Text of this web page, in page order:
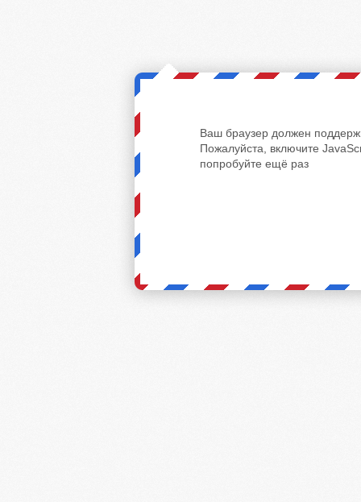
Ваш браузер должен
Пожалуйста, включите
попробуйте ещё раз